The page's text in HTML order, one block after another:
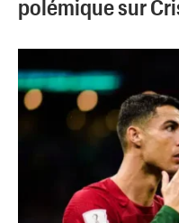
polémique sur